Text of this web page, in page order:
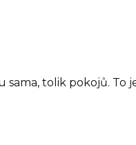
sama, tolik pokojů. To